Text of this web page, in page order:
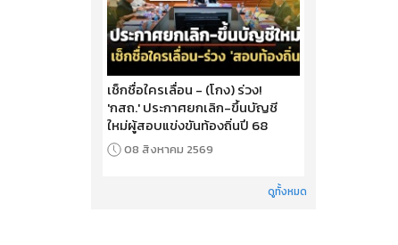
เช็กชื่อใครเลื่อน - (โกง) ร่วง!
'กสถ.' ประกาศยกเลิก-ขึ้นบัญชี
ใหม่ผู้สอบแข่งขันท้องถิ่นปี 68
08 สิงหาคม 2569
ดูทั้งหมด